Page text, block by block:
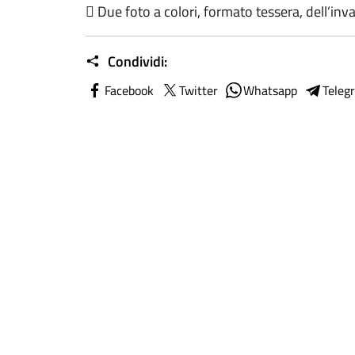
 Due foto a colori, formato tessera,
Condividi:
Facebook Twitter Whatsapp